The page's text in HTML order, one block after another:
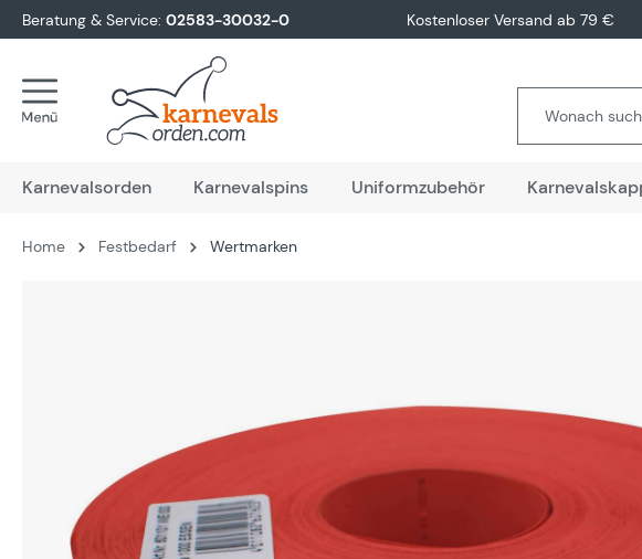
Zur Hauptnavigation springen
Beratung & Service: 02583-30032-0 Kostenloser Versand ab 79 €
Karnevalsorden Karnevalspins Uniformzubehör
Home Festbedarf Wertmarken